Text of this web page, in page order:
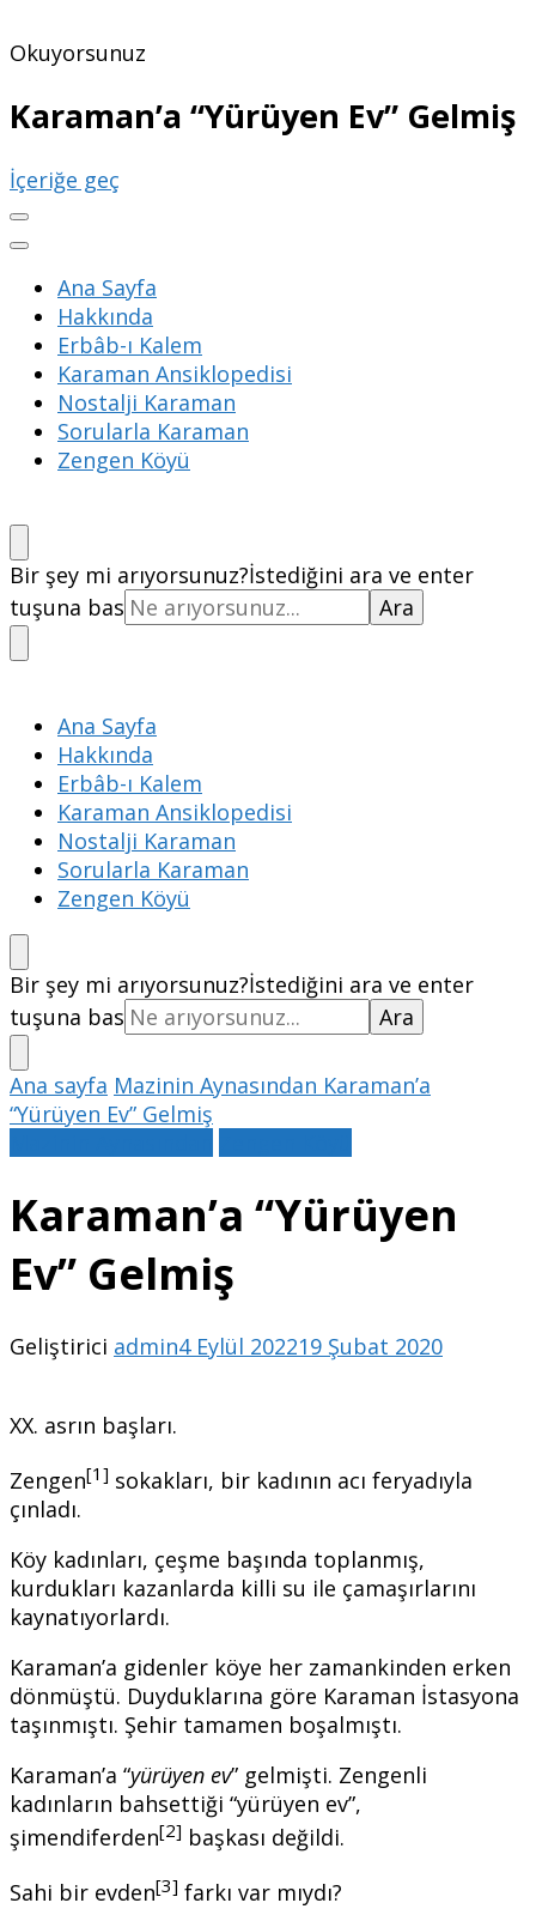
Okuyorsunuz
Karaman’a “Yürüyen Ev” Gelmiş
İçeriğe geç
Ana Sayfa
Hakkında
Erbâb-ı Kalem
Karaman Ansiklopedisi
Nostalji Karaman
Sorularla Karaman
Zengen Köyü
Bir şey mi arıyorsunuz?İstediğini ara ve enter
tuşuna bas
Ana Sayfa
Hakkında
Erbâb-ı Kalem
Karaman Ansiklopedisi
Nostalji Karaman
Sorularla Karaman
Zengen Köyü
Bir şey mi arıyorsunuz?İstediğini ara ve enter
tuşuna bas
Ana sayfa Mazinin Aynasından Karaman’a
“Yürüyen Ev” Gelmiş
Karaman’a “Yürüyen
Ev” Gelmiş
Geliştirici admin4 Eylül 202219 Şubat 2020
XX. asrın başları.
Zengen[1] sokakları, bir kadının acı feryadıyla
çınladı.
Köy kadınları, çeşme başında toplanmış,
kurdukları kazanlarda killi su ile çamaşırlarını
kaynatıyorlardı.
Karaman’a gidenler köye her zamankinden erken
dönmüştü. Duyduklarına göre Karaman İstasyona
taşınmıştı. Şehir tamamen boşalmıştı.
Karaman’a “yürüyen ev” gelmişti. Zengenli
kadınların bahsettiği “yürüyen ev”,
şimendiferden[2] başkası değildi.
Sahi bir evden[3] farkı var mıydı?